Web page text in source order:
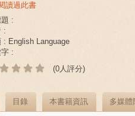
讀過此書
:
:
: English Language
:
(0人評分)
目錄 本書籍資訊 多媒體